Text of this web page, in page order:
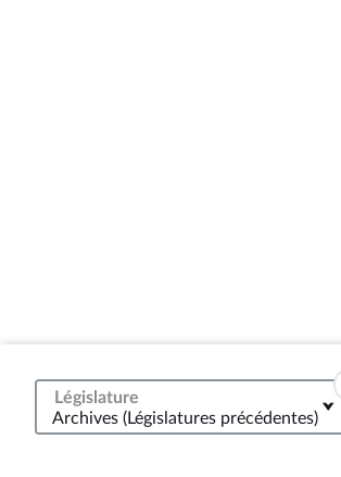
Législature
Archives (Législatures précédentes)